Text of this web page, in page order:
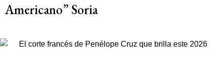
Americano” Soria